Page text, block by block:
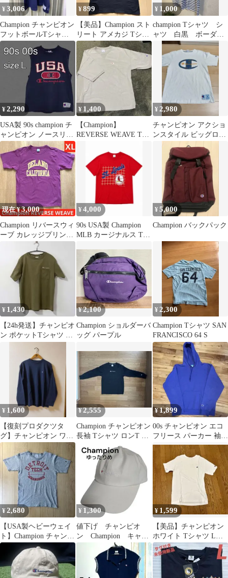
¥3,006
Champion チャンピオン
フットボールTシャツ
XL メッシュ ネイビー
¥899
【美品】Champion スト
リート アメカジ Tシャ
ツ ALAMEDA 黒 L
¥ 1,000
champion Tシャツ シ
ャツ 白黒 ボーダ
ー ポケット ワンポ
イントロゴ
¥2,290
USA製 90s champion チ
ャンピオン ノースリー
ブ Tシャツ Ｌ
¥ 1,400
【Champion】
REVERSE WEAVE Tシ
¥ 2,980
チャンピオン アクショ
ンスタイル ビッグロゴ
Tシャツ 白 XL
現在 ¥3,000
Champion リバースウィ
ーブ カレッジプリント
Tシャツ XL
¥4,000
90s USA製 Champion
MLB カージナルス Tシ
¥5,000
Champion バックパック
¥ 1,430
【24h発送】チャンピオ
ン ポケットTシャツ カ
¥2,100
Champion ショルダーバ
ッグ パープル
¥2,300
Champion Tシャツ SAN
FRANCISCO 64 S
¥ 1,600
【復刻プロダクツタ
グ】チャンピオン ワン
ポイント ロゴ ロンT ネ
イビー L相当
¥2,555
Champion チャンピオン
長袖 Tシャツ ロンT ブ
ラック 黒 サイズM
¥1,899
00s チャンピオン エコ
フリース パーカー 袖ロ
ゴ 無地 パープル M
¥2,680
【USA製ヘビーウェイ
ト】Champion チャンピ
オン T1011 カレッジT
¥ 1,300
値下げ チャンピオ
ン Champion キャッ
プ 帽子 ゆったり
ベースボール
¥ 1,599
【美品】チャンピオン
ホワイト Tシャツ Lサ
イズ